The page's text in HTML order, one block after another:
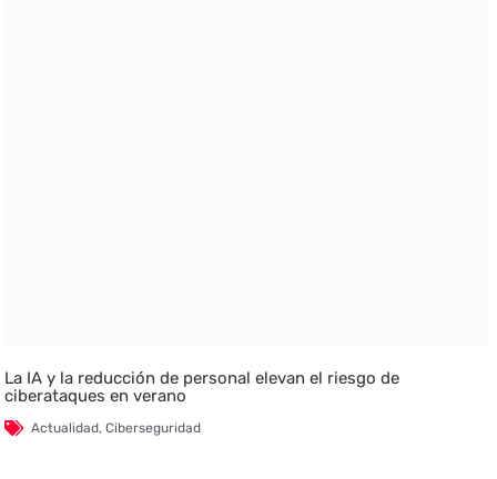
La IA y la reducción de personal elevan el riesgo de
ciberataques en verano
Actualidad,Ciberseguridad